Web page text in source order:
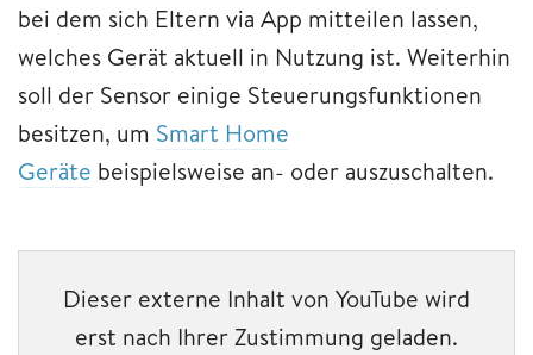
bei dem sich Eltern via App mitteilen lassen,
welches Gerät aktuell in Nutzung ist. Weiterhin
soll der Sensor einige Steuerungsfunktionen
besitzen, um Smart Home
Geräte beispielsweise an- oder auszuschalten.
Dieser externe Inhalt von YouTube wird
erst nach Ihrer Zustimmung geladen.